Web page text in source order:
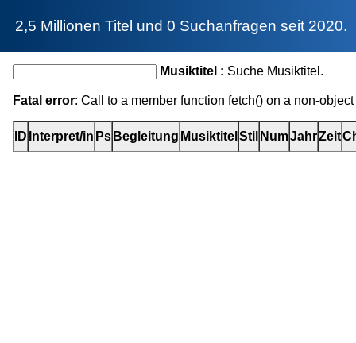
2,5 Millionen Titel und 0 Suchanfragen seit 2020.
Musiktitel : Suche Musiktitel.
Fatal error: Call to a member function fetch() on a non-
ID Interpret/in Ps Begleitung Musiktitel Stil NumJahrZeit